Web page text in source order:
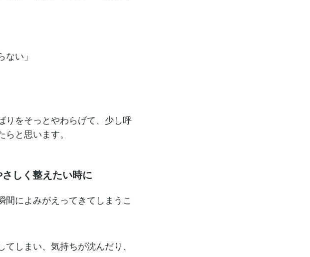
い」
りをそっとやわらげて、少し呼
と思います。
しく整えたい時に
によみがえってきてしまうこ
しまい、気持ちが沈んだり、